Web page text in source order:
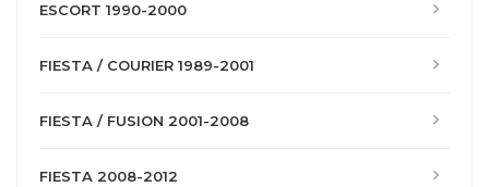
ESCORT 1990-2000
FIESTA / COURIER 1989-2001
FIESTA / FUSION 2001-2008
FIESTA 2008-2012